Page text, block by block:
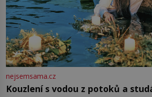
nejsemsama.cz
Kouzlení s vodou z potoků a